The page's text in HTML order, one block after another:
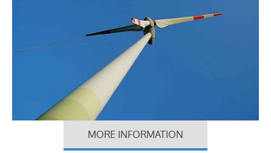
MORE INFORMATION